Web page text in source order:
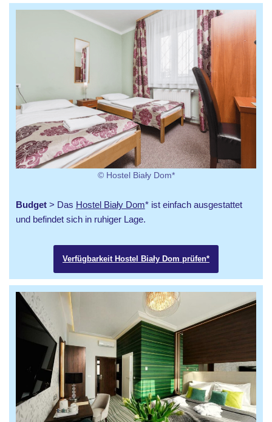
© Hostel Biały Dom*
Budget > Das Hostel Biały Dom* ist einfach ausgestattet
und befindet sich in ruhiger Lage.
Verfügbarkeit Hostel Biały Dom prüfen*